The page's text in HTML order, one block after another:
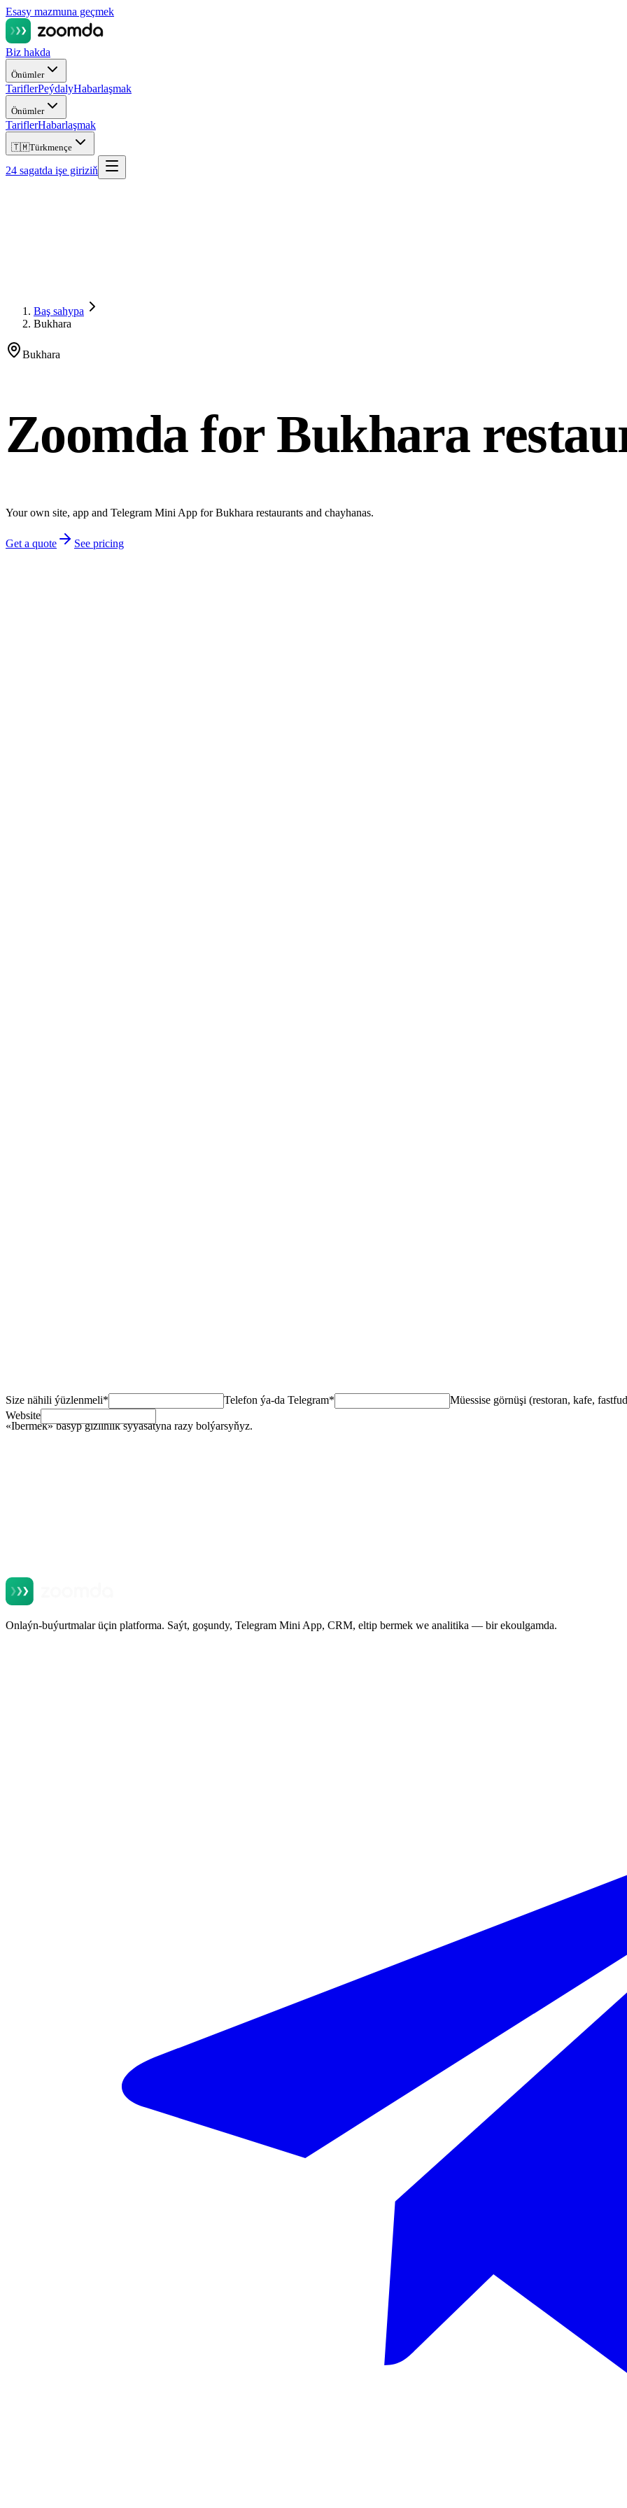
Esasy mazmuna geçmek
Biz hakda
Önümler
TariflerPeýdalyHabarlaşmak
Önümler
TariflerHabarlaşmak
🇹🇲Türkmençe
24 sagatda işe giriziň
Baş sahypa
Bukhara
Bukhara
Zoomda for Bukhara
Your own site, app and Telegram Mini App for Bukhara restaurants and chayhanas.
Get a quote See pricing
Size nähili ýüzlenmeli* Telefon ýa-da Telegram* Müessise görnüşi (restoran, kafe,
Website
«Ibermek» basyp gizlinlik syýasatyna razy bolýarsyňyz.
Onlaýn-buýurtmalar üçin platforma. Saýt, goşundy, Telegram Mini App, CRM, eltip bermek we analitika — bir ekoulgamda.